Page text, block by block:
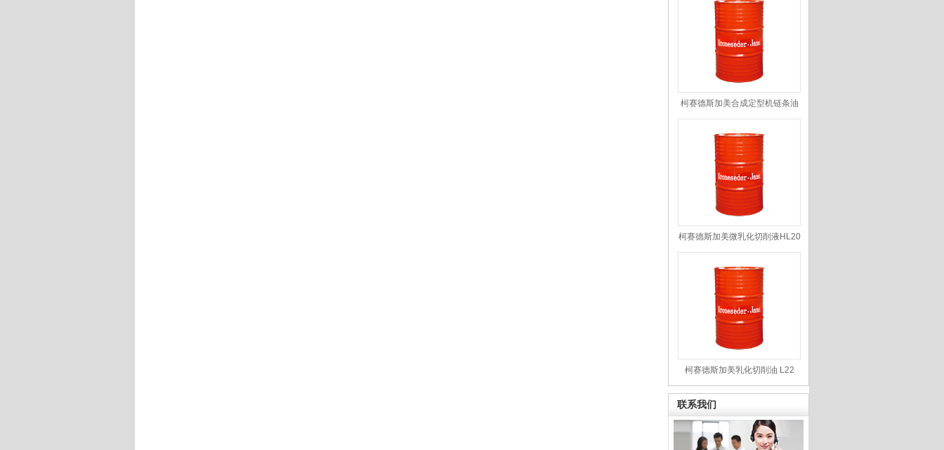
滑脂
多功能高温润
柯赛德斯加美合成定型机链条油
JMCY688
柯赛德斯加美微乳化切削液HL20
柯赛德斯加美乳化切削油 L22
联系我们